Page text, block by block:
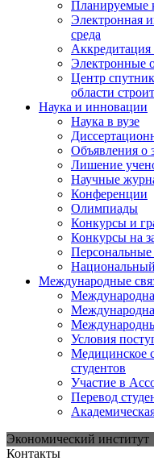
Планируемые
Электронная
среда
Аккредитация
Электронные
Центр
области
Наука и инновации
Наука в вузе
Объявления о
Лишение
Научные
Конференции
Олимпиады
Конкурсы и
Конкурсы на
Международные
Условия
Медицинское
студентов
Участие в
Перевод
Экономический институт
Контакты